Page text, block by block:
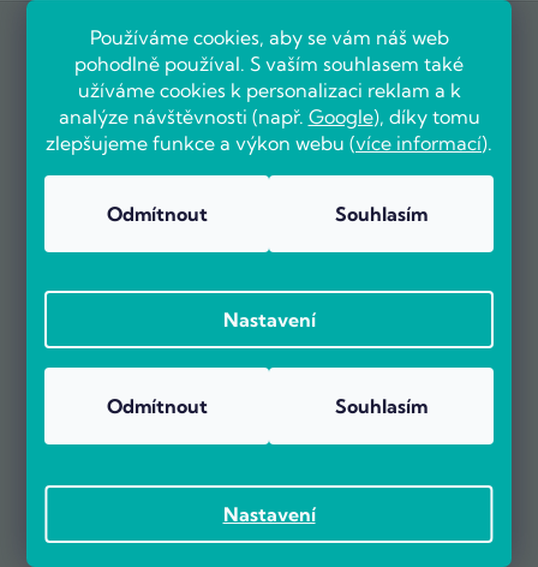
Používáme cookies, aby se vám náš web
pohodlně používal. S vaším souhlasem také
užíváme cookies k personalizaci reklam a k
analýze návštěvnosti (např. Google), díky tomu
zlepšujeme funkce a výkon webu (více informací).
Nastavení
Odmítnout Souhlasím
Nastavení
Odmítnout Souhlasím